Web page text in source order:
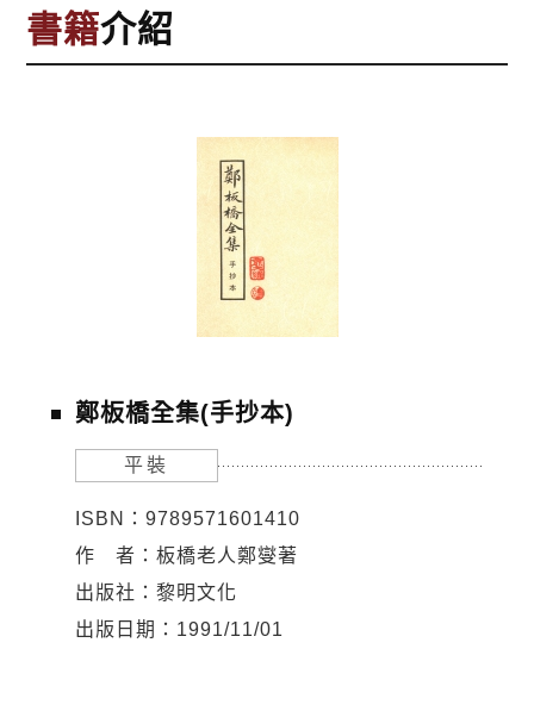
書籍介紹
鄭板橋全集(手抄本)
平裝
ISBN：9789571601410
作 者：板橋老人鄭燮著
出版社：黎明文化
出版日期：1991/11/01